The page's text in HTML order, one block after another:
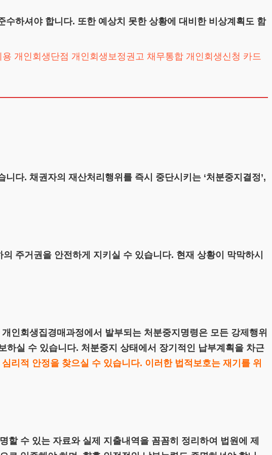
하셔야 합니다. 또한 예상치 못한 상황에 대비한 비상계획도 함
용 개인회생단점 개인회생보정권고 채무통합 개인회생신청
다. 채권자의 재산처리행위를 즉시 중단시키는 ‘처분중지결정’,
주거권을 안전하게 지키실 수 있습니다. 현재 상황이 막막하시
인회생집경매과정에서 발부되는 처분중지명령은 모든 강제행위
실 수 있습니다. 처분중지 상태에서 장기적인 납부계획을 차근
리적 안정을 찾으실 수 있습니다. 이러한 법적보호는 재기를 위
수 있는 자료와 실제 지출내역을 꼼꼼히 정리하여 법원에 제